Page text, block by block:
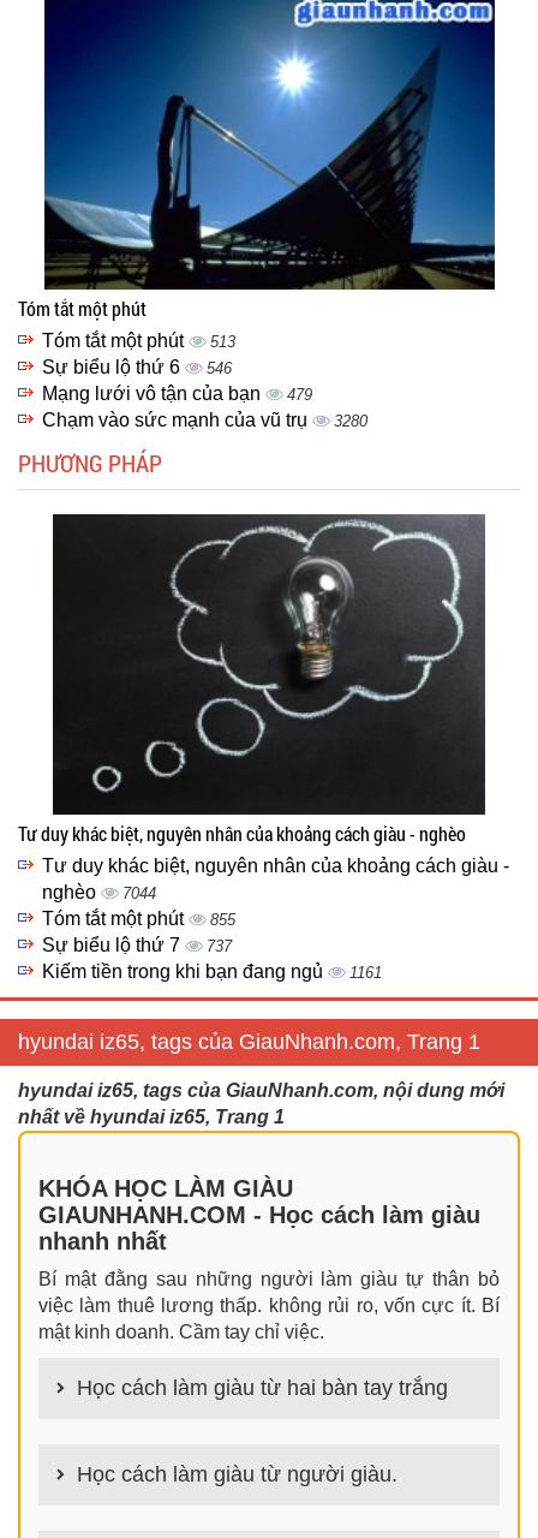
Tóm tắt một phút
Tóm tắt một phút 513
Sự biểu lộ thứ 6 546
Mạng lưới vô tận của bạn 479
Chạm vào sức mạnh của vũ trụ 3280
PHƯƠNG PHÁP
Tư duy khác biệt, nguyên nhân của khoảng cách giàu - nghèo
Tư duy khác biệt, nguyên nhân của khoảng cách giàu -
nghèo
7044
Tóm tắt một phút 855
Sự biểu lộ thứ 7 737
Kiếm tiền trong khi bạn đang ngủ 1161
hyundai iz65, tags của GiauNhanh.com, Trang 1
hyundai iz65, tags của GiauNhanh.com, nội dung mới
nhất về hyundai iz65, Trang 1
KHÓA HỌC LÀM GIÀU
GIAUNHANH.COM - Học cách làm giàu
nhanh nhất
Bí mật đằng sau những người làm giàu tự thân bỏ
việc làm thuê lương thấp. không rủi ro, vốn cực ít. Bí
mật kinh doanh. Cầm tay chỉ việc.
Học cách làm giàu từ hai bàn tay trắng
nhưng hiệu quả bất ngờ. Bạn có thể thành công ngay
cả khi không có gì trong tay.
Học cách làm giàu từ người giàu.